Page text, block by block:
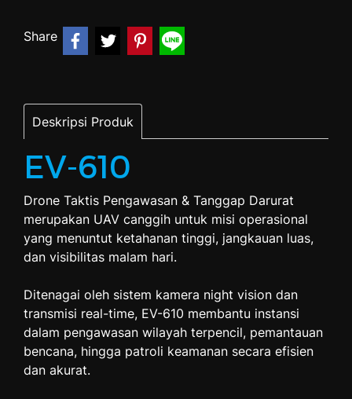
Share
Deskripsi Produk
EV-610
Drone Taktis Pengawasan & Tanggap Darurat
merupakan UAV canggih untuk misi operasional
yang menuntut ketahanan tinggi, jangkauan luas,
dan visibilitas malam hari.
Ditenagai oleh sistem kamera night vision dan
transmisi real-time, EV-610 membantu instansi
dalam pengawasan wilayah terpencil, pemantauan
bencana, hingga patroli keamanan secara efisien
dan akurat.